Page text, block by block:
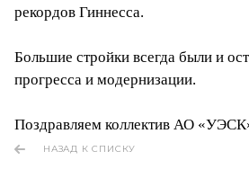
рекордов Гиннесса.
Большие стройки всегда были и
прогресса и модернизации.
Поздравляем коллектив АО
НАЗАД К СПИСКУ